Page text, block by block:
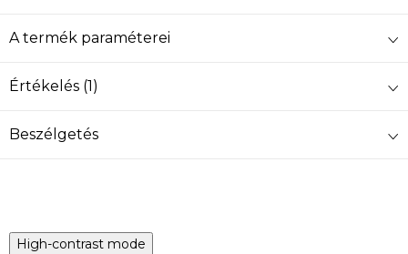
A termék paraméterei
Értékelés (1)
Beszélgetés
High-contrast mode